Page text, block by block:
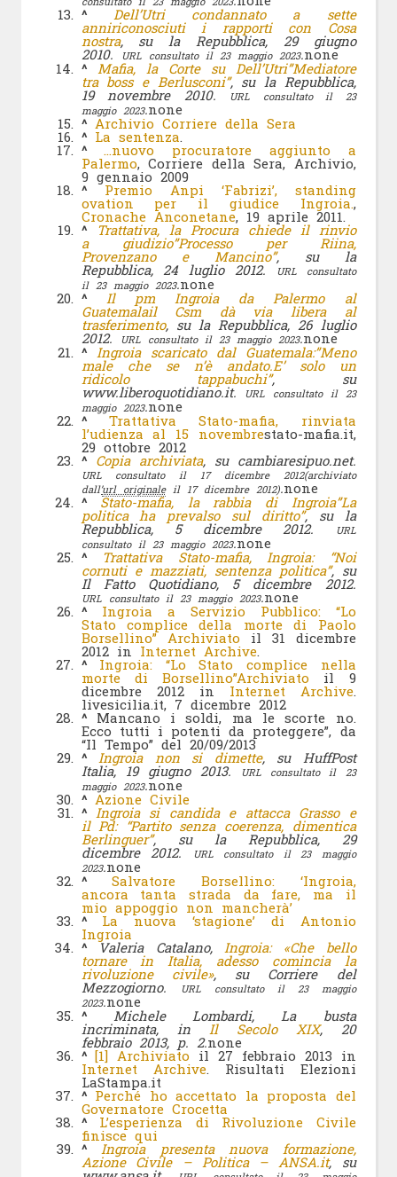
^
Dell’Utri condannato a sette
anniriconosciuti i rapporti con Cosa
nostra, su la Repubblica, 29 giugno
2010. URL consultato il 23 maggio 2023.none
^
Mafia, la Corte su Dell’Utri”Mediatore
tra boss e Berlusconi”, su la Repubblica,
19 novembre 2010.
URL consultato il 23
maggio 2023.none
^ Archivio Corriere della Sera
^ La sentenza.
^ …nuovo procuratore aggiunto a
Palermo, Corriere della Sera, Archivio,
9 gennaio 2009
^ Premio Anpi ‘Fabrizi’, standing
ovation per il giudice Ingroia.,
Cronache Anconetane, 19 aprile 2011.
^ Trattativa, la Procura chiede il rinvio
a giudizio”Processo per Riina,
Provenzano e Mancino”, su la
Repubblica, 24 luglio 2012.
URL consultato
il 23 maggio 2023.none
^
Il pm Ingroia da Palermo al
Guatemalail Csm dà via libera al
trasferimento, su la Repubblica, 26 luglio
2012. URL consultato il 23 maggio 2023.none
^ Ingroia scaricato dal Guatemala:”Meno
male che se n’è andato.E’ solo un
ridicolo tappabuchi”, su
www.liberoquotidiano.it.
URL consultato il 23
maggio 2023.none
^
Trattativa Stato-mafia, rinviata
l’udienza al 15 novembrestato-mafia.it,
29 ottobre 2012
^ Copia archiviata, su cambiaresipuo.net.
URL consultato il 17 dicembre 2012(archiviato
dall’url originaleil 17 dicembre 2012).none
^
Stato-mafia, la rabbia di Ingroia”La
politica ha prevalso sul diritto”, su la
Repubblica, 5 dicembre 2012.
URL
consultato il 23 maggio 2023.none
^
Trattativa Stato-mafia, Ingroia: “Noi
cornuti e mazziati, sentenza politica”, su
Il Fatto Quotidiano, 5 dicembre 2012.
URL consultato il 23 maggio 2023.none
^
Ingroia a Servizio Pubblico: “Lo
Stato complice della morte di Paolo
Borsellino” Archiviato il 31 dicembre
2012 in Internet Archive.
^ Ingroia: “Lo Stato complice nella
morte di Borsellino”Archiviato il 9
dicembre 2012 in Internet Archive.
livesicilia.it, 7 dicembre 2012
^ Mancano i soldi, ma le scorte no.
Ecco tutti i potenti da proteggere”, da
“Il Tempo” del 20/09/2013
^ Ingroia non si dimette, su HuffPost
Italia, 19 giugno 2013.
URL consultato il 23
maggio 2023.none
^ Azione Civile
^ Ingroia si candida e attacca Grasso e
il Pd: “Partito senza coerenza, dimentica
Berlinguer”, su la Repubblica, 29
dicembre 2012.
URL consultato il 23 maggio
2023.none
^
Salvatore Borsellino: ‘Ingroia,
ancora tanta strada da fare, ma il
mio appoggio non mancherà’
^ La nuova ‘stagione’ di Antonio
Ingroia
^ Valeria Catalano,Ingroia: «Che bello
tornare in Italia, adesso comincia la
rivoluzione civile», su Corriere del
Mezzogiorno.
URL consultato il 23 maggio
2023.none
^
Michele Lombardi, La busta
incriminata, in Il Secolo XIX, 20
febbraio 2013, p. 2.none
^ [1] Archiviato il 27 febbraio 2013 in
Internet Archive. Risultati Elezioni
LaStampa.it
^ Perché ho accettato la proposta del
Governatore Crocetta
^ L’esperienza di Rivoluzione Civile
finisce qui
^ Ingroia presenta nuova formazione,
Azione Civile – Politica – ANSA.it, su